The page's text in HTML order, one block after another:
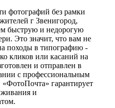
фотографий без рамки
г Звенигород,
быструю и недорогую
Это значит, что вам не
походы в типографию -
кликов или касаний на
и отправлен в
с профессиональным
«ФотоПочта» гарантирует
и